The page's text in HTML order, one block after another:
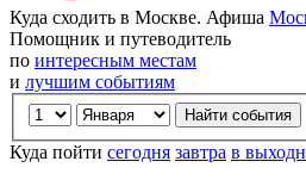
Куда сходить в Москве. Афиша
Помощник и путеводитель
по интересным местам
и лучшим событиям
Куда пойти сегодня завтра в